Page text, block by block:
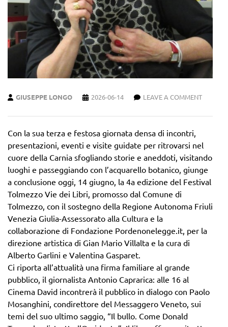
GIUSEPPE LONGO 2026-06-14 LEAVE A COMMENT
Con la sua terza e festosa giornata densa di incontri,
presentazioni, eventi e visite guidate per ritrovarsi nel
cuore della Carnia sfogliando storie e aneddoti, visitando
luoghi e passeggiando con l’acquarello botanico, giunge
a conclusione oggi, 14 giugno, la 4a edizione del Festival
Tolmezzo Vie dei Libri, promosso dal Comune di
Tolmezzo, con il sostegno della Regione Autonoma Friuli
Venezia Giulia-Assessorato alla Cultura e la
collaborazione di Fondazione Pordenonelegge.it, per la
direzione artistica di Gian Mario Villalta e la cura di
Alberto Garlini e Valentina Gasparet.
Ci riporta all’attualità una firma familiare al grande
pubblico, il giornalista Antonio Caprarica: alle 16 al
Cinema David incontrerà il pubblico in dialogo con Paolo
Mosanghini, condirettore del Messaggero Veneto, sui
temi del suo ultimo saggio, “Il bullo. Come Donald